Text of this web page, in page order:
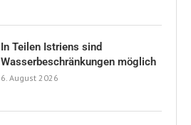
In Teilen Istriens sind
Wasserbeschränkungen möglich
6. August 2026